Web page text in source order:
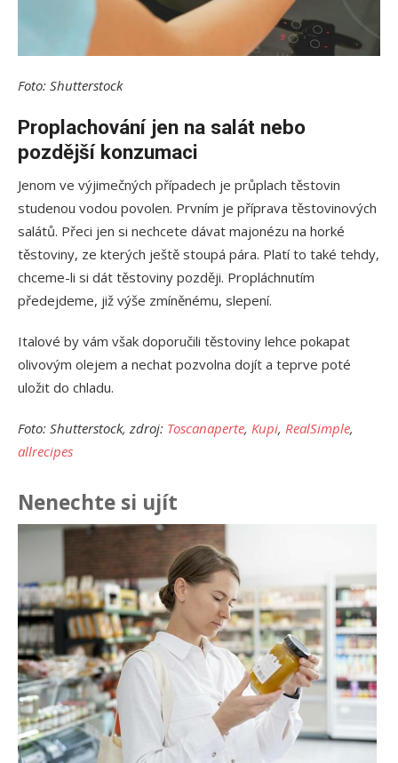
Foto: Shutterstock
Proplachování jen na salát nebo
pozdější konzumaci
Jenom ve výjimečných případech je průplach těstovin
studenou vodou povolen. Prvním je příprava těstovinových
salátů. Přeci jen si nechcete dávat majonézu na horké
těstoviny, ze kterých ještě stoupá pára. Platí to také tehdy,
chceme-li si dát těstoviny později. Propláchnutím
předejdeme, již výše zmíněnému, slepení.
Italové by vám však doporučili těstoviny lehce pokapat
olivovým olejem a nechat pozvolna dojít a teprve poté
uložit do chladu.
Foto: Shutterstock, zdroj: Toscanaperte, Kupi, RealSimple,
allrecipes
Nenechte si ujít